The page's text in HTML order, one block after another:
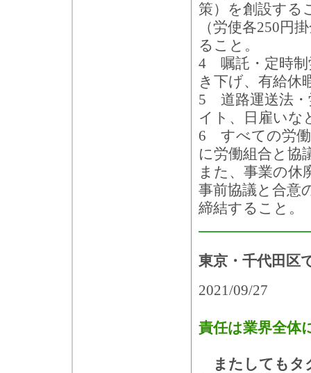
策）を創設する
（労使各250円
ること。
4 嘱託・定時制
き下げ、有給休
5 道路運送法・
イト、日雇いな
6 すべての労働
に労働組合と協
また、事業の休
事前協議と合意
締結すること。
東京・千代田区
2021/09/27
責任は業界全体
またしてもタ